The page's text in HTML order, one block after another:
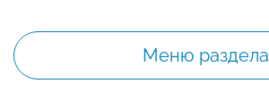
Меню раздела